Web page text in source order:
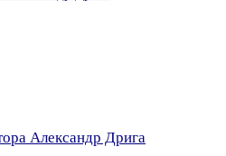
Александр Дрига